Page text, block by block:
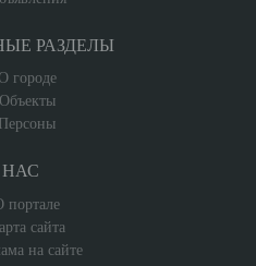
РАЗДЕЛЫ
городе
Объекты
Персоны
портале
сайта
на сайте